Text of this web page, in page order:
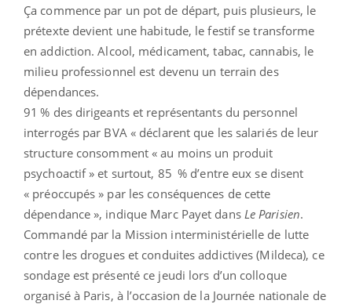
Ça commence par un pot de départ, puis plusieurs, le
prétexte devient une habitude, le festif se transforme
en addiction. Alcool, médicament, tabac, cannabis, le
milieu professionnel est devenu un terrain des
dépendances.
91 % des dirigeants et représentants du personnel
interrogés par BVA « déclarent que les salariés de leur
structure consomment « au moins un produit
psychoactif » et surtout, 85 % d’entre eux se disent
« préoccupés » par les conséquences de cette
dépendance », indique Marc Payet dans Le Parisien.
Commandé par la Mission interministérielle de lutte
contre les drogues et conduites addictives (Mildeca), ce
sondage est présenté ce jeudi lors d’un colloque
organisé à Paris, à l’occasion de la Journée nationale de